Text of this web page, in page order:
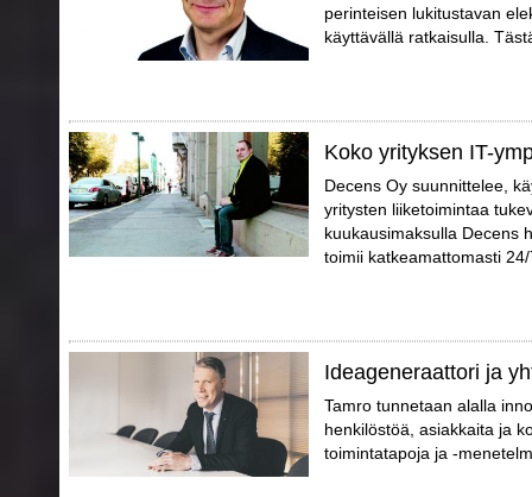
perinteisen lukitustavan
käyttävällä ratkaisulla.
Koko yrityksen IT-
Decens Oy suunnittelee,
yritysten liiketoimintaa
kuukausimaksulla Decens
toimii katkeamattomasti
Ideageneraattori ja
Tamro tunnetaan alalla
henkilöstöä, asiakkaita ja
toimintatapoja ja -